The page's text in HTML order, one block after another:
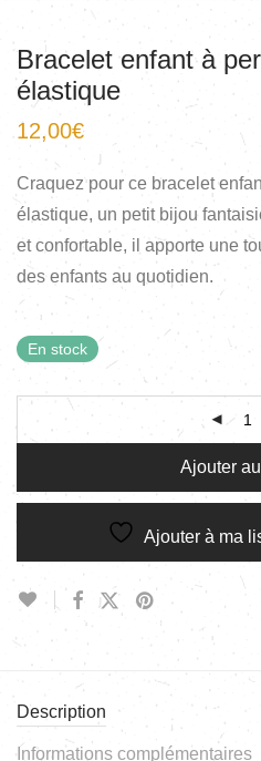
Bracelet enfant à
élastique
12,00€
Craquez pour ce bracelet
élastique, un petit bijou
et confortable, il apporte une
des enfants au quotidien.
En stock
Ajouter
Ajouter à ma
Description
Informations complémentaires